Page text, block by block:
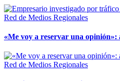
Red de Medios Regionales
«Me voy a reservar una opinión»:
Red de Medios Regionales